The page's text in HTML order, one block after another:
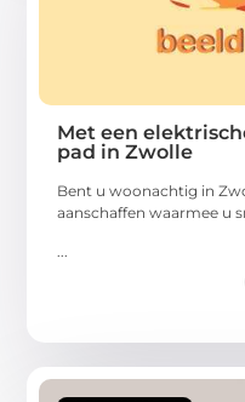
Met een
pad in Zwolle
Bent u woonachtig in
aanschaffen waarmee u